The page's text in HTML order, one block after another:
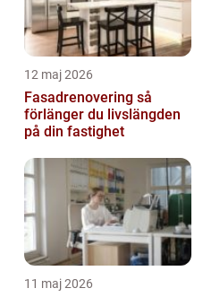
12 maj 2026
Fasadrenovering så
förlänger du livslängden
på din fastighet
11 maj 2026